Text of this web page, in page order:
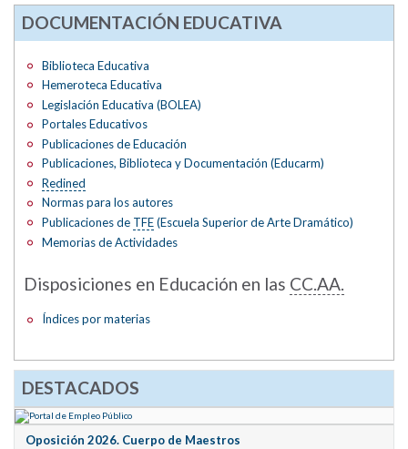
DOCUMENTACIÓN EDUCATIVA
Biblioteca Educativa
Hemeroteca Educativa
Legislación Educativa (BOLEA)
Portales Educativos
Publicaciones de Educación
Publicaciones, Biblioteca y Documentación (Educarm)
Redined
Normas para los autores
Publicaciones de TFE(Escuela Superior de Arte Dramático)
Memorias de Actividades
Disposiciones en Educación en las CC.AA.
Índices por materias
DESTACADOS
Oposición 2026. Cuerpo de Maestros